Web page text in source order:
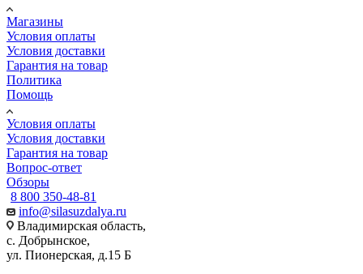
Магазины
Условия оплаты
Условия доставки
Гарантия на товар
Политика
Помощь
Условия оплаты
Условия доставки
Гарантия на товар
Вопрос-ответ
Обзоры
8 800 350-48-81
info@silasuzdalya.ru
Владимирская область,
с. Добрынское,
ул. Пионерская, д.15 Б